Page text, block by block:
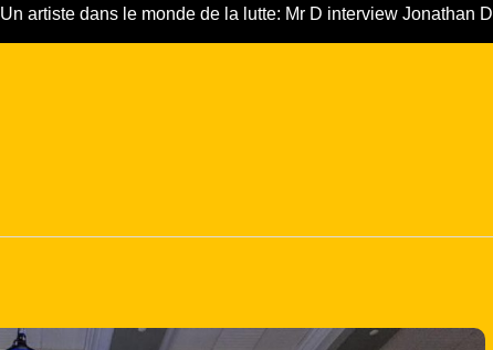
Un artiste dans le monde de la lutte: Mr D interview Jonathan D